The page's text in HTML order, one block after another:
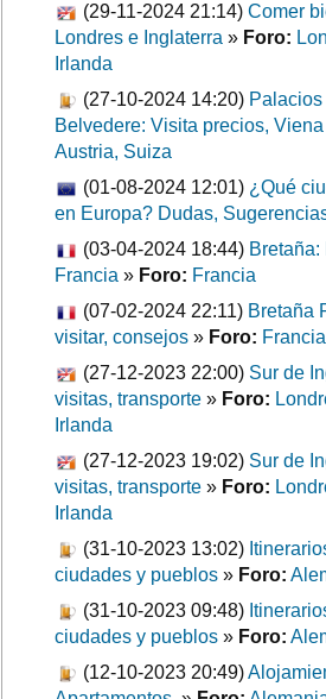
(29-11-2024 21:14) Comer
Londres e Inglaterra » Foro:
Irlanda
(27-10-2024 14:20)
Belvedere: Visita precios, Viena
Austria, Suiza
(01-08-2024 12:01) ¿Qué
en Europa? Dudas,
(03-04-2024 18:44)
Francia » Foro: Francia
(07-02-2024 22:11) Bretaña
visitar, consejos » Foro: Francia
(27-12-2023 22:00) Sur de
visitas, transporte » Foro:
Irlanda
(27-12-2023 19:02) Sur de
visitas, transporte » Foro:
Irlanda
(31-10-2023 13:02)
ciudades y pueblos » Foro:
(31-10-2023 09:48)
ciudades y pueblos » Foro:
(12-10-2023 20:49)